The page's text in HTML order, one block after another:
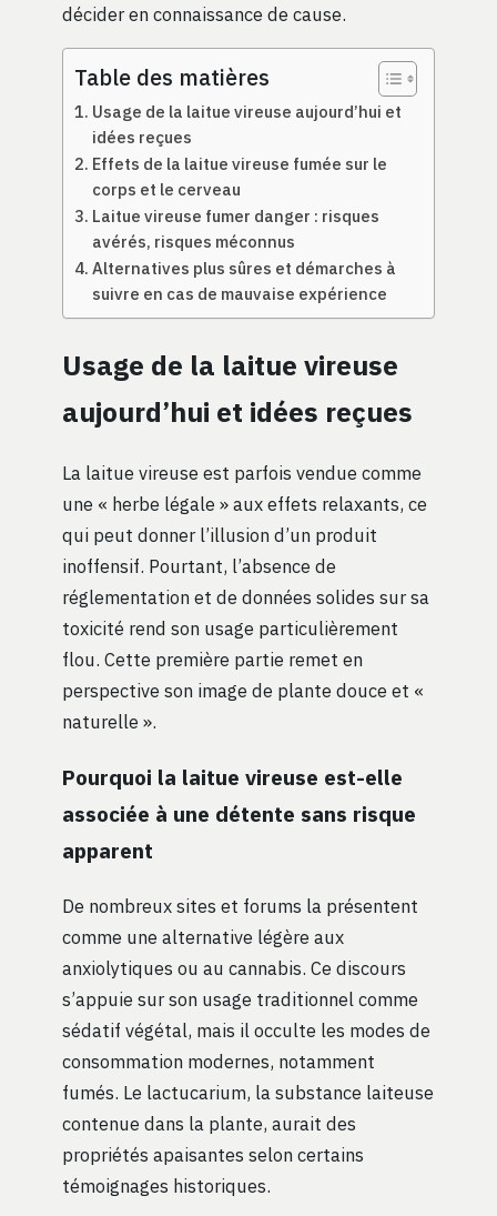
décider en connaissance de cause.
Table des matières
Usage de la laitue vireuse aujourd’hui et
idées reçues
Effets de la laitue vireuse fumée sur le
corps et le cerveau
Laitue vireuse fumer danger : risques
avérés, risques méconnus
Alternatives plus sûres et démarches à
suivre en cas de mauvaise expérience
Usage de la laitue vireuse
aujourd’hui et idées reçues
La laitue vireuse est parfois vendue comme
une « herbe légale » aux effets relaxants, ce
qui peut donner l’illusion d’un produit
inoffensif. Pourtant, l’absence de
réglementation et de données solides sur sa
toxicité rend son usage particulièrement
flou. Cette première partie remet en
perspective son image de plante douce et «
naturelle ».
Pourquoi la laitue vireuse est-elle
associée à une détente sans risque
apparent
De nombreux sites et forums la présentent
comme une alternative légère aux
anxiolytiques ou au cannabis. Ce discours
s’appuie sur son usage traditionnel comme
sédatif végétal, mais il occulte les modes de
consommation modernes, notamment
fumés. Le lactucarium, la substance laiteuse
contenue dans la plante, aurait des
propriétés apaisantes selon certains
témoignages historiques.